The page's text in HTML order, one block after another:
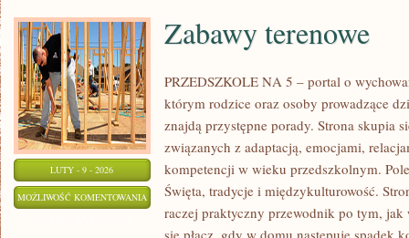
LUTY - 9 - 2026
MOŻLIWOŚĆ KOMENTOWANIA ZABAWY
TERENOWE
Zabawy terenowe
PRZEDSZKOLE NA 5 – portal o
którym rodzice oraz osoby prowadzące
znajdą przystępne porady. Strona skupia
związanych z adaptacją, emocjami,
kompetencji w wieku przedszkolnym.
Święta, tradycje i międzykulturowość.
raczej praktyczny przewodnik po tym,
się płacz, gdy w domu następuje spadek